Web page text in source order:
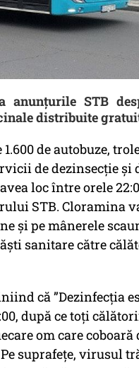
STB
distribuite
de autobuze,
de dezinsecție și
loc între orele
STB. Cloramina
și pe mânerele
sanitare către
că ”Dezinfecția
după ce toți
om care
suprafețe, virusul